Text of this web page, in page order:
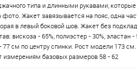
типа и длинными рукавами,
фото. Жакет завязывается на пояс, одна
в левый боковой шов. Жакет без
вискоза - 65%, полиэстер - 30%, эластан
77 см по центру спинки. Рост модели 173 см.
измерениям базовых размеров 58 - 62